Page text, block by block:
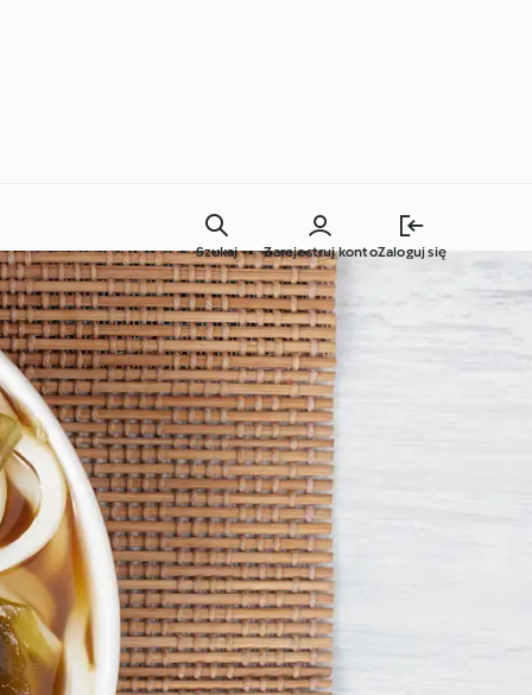
Zarejestruj kontoZaloguj się
Szukaj
Codzienne gotowanie
Techniki kulinarne